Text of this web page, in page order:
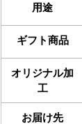
用途
ギフト商品
オリジナル加
工
お届け先